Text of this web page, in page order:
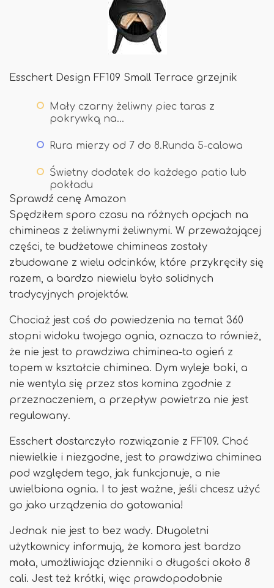
Esschert Design FF109 Small Terrace grzejnik
Mały czarny żeliwny piec taras z
pokrywką na…
Rura mierzy od 7 do 8.Runda 5-calowa
Świetny dodatek do każdego patio lub
pokładu
Sprawdź cenę Amazon
Spędziłem sporo czasu na różnych opcjach na
chimineas z żeliwnymi żeliwnymi. W przeważającej
części, te budżetowe chimineas zostały
zbudowane z wielu odcinków, które przykręciły się
razem, a bardzo niewielu było solidnych
tradycyjnych projektów.
Chociaż jest coś do powiedzenia na temat 360
stopni widoku twojego ognia, oznacza to również,
że nie jest to prawdziwa chiminea-to ogień z
topem w kształcie chiminea. Dym wyleje boki, a
nie wentyla się przez stos komina zgodnie z
przeznaczeniem, a przepływ powietrza nie jest
regulowany.
Esschert dostarczyło rozwiązanie z FF109. Choć
niewielkie i niezgodne, jest to prawdziwa chiminea
pod względem tego, jak funkcjonuje, a nie
uwielbiona ognia. I to jest ważne, jeśli chcesz użyć
go jako urządzenia do gotowania!
Jednak nie jest to bez wady. Długoletni
użytkownicy informują, że komora jest bardzo
mała, umożliwiając dzienniki o długości około 8
cali. Jest też krótki, więc prawdopodobnie